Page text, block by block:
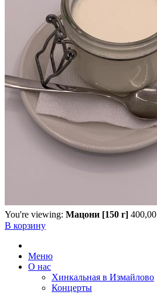
You're viewing: Мацони [150 г] 400,00
В корзину
Меню
О нас
Хинкальная в Измайлово
Концерты